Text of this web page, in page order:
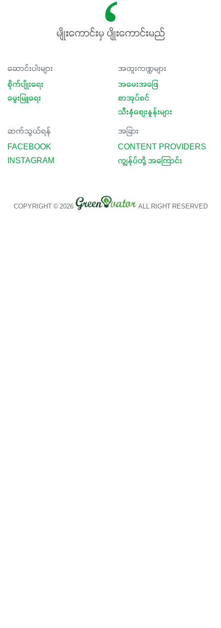
မလို့ အတွေးမများဘဲ သီးနှံတိုင်းကြီးထွားအောင် ဖန်းလင့်ရဲ့ #စ
မတ်သီးစုံကို သုံးကြပါစို့....
မျိုးကောင်းမှ ပျိုးကောင်းမည်
ဆောင်းပါးများ
စိုက်ပျိုးရေး
မွေးမြူရေး
အထူးကဏ္ဍများ
အမေးအဖြေ
စာအုပ်စင်
သီးနှံစျေးနှုန်းများ
ဆက်သွယ်ရန်
FACEBOOK
INSTAGRAM
အခြား
CONTENT PROVIDERS
ကျွန်ုပ်တို့ အကြောင်း
COPYRIGHT © 2026 ALL RIGHT RESERVED